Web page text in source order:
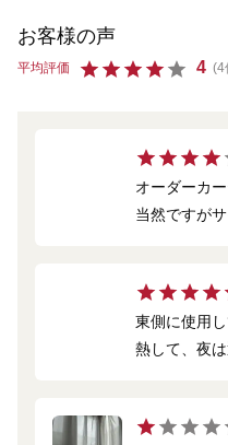
お客様の声
平均評価 4 (4
オーダーカ
当然ですが
と安いと良か
東側に使用
熱して、夜
て外して追